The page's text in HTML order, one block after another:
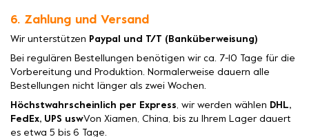
6. Zahlung und Versand
Wir unterstützen Paypal und T/T (Banküberweisung)
Bei regulären Bestellungen benötigen wir ca. 7-10 Tage für die
Vorbereitung und Produktion. Normalerweise dauern alle
Bestellungen nicht länger als zwei Wochen.
Höchstwahrscheinlich per Express, wir werden wählen DHL,
FedEx, UPS uswVon Xiamen, China, bis zu Ihrem Lager dauert
es etwa 5 bis 6 Tage.